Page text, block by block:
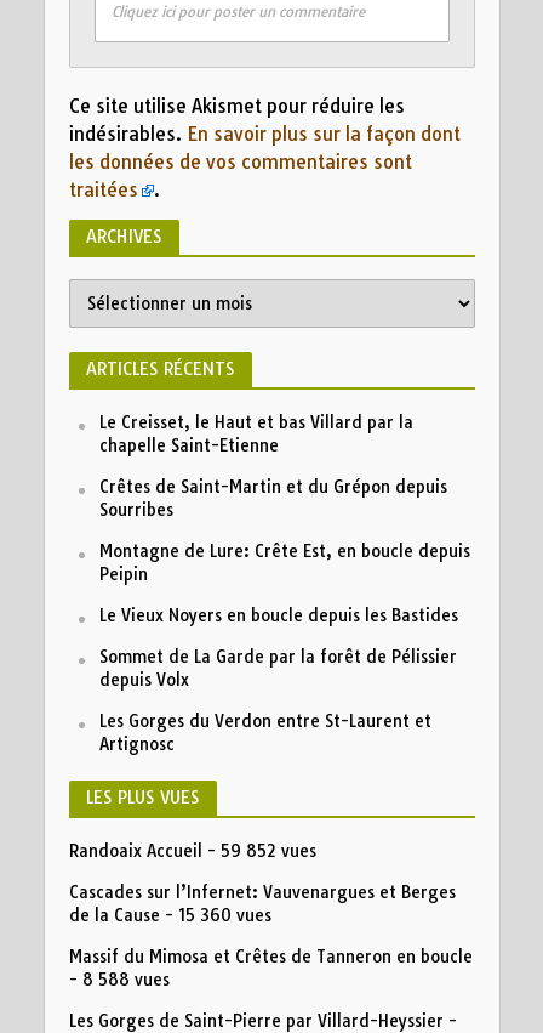
Cliquez ici pour poster un commentaire
Ce site utilise Akismet pour réduire les
indésirables. En savoir plus sur la façon dont
les données de vos commentaires sont
traitées
.
ARCHIVES
ARTICLES RÉCENTS
Le Creisset, le Haut et bas Villard par la
chapelle Saint-Etienne
Crêtes de Saint-Martin et du Grépon depuis
Sourribes
Montagne de Lure: Crête Est, en boucle depuis
Peipin
Le Vieux Noyers en boucle depuis les Bastides
Sommet de La Garde par la forêt de Pélissier
depuis Volx
Les Gorges du Verdon entre St-Laurent et
Artignosc
LES PLUS VUES
Randoaix Accueil - 59 852 vues
Cascades sur l’Infernet: Vauvenargues et Berges
de la Cause - 15 360 vues
Massif du Mimosa et Crêtes de Tanneron en boucle
- 8 588 vues
Les Gorges de Saint-Pierre par Villard-Heyssier -